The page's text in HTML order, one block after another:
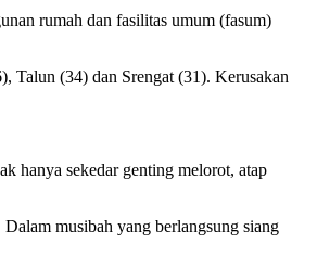
rumah dan fasilitas umum (fasum)
Talun (34) dan Srengat (31). Kerusakan
hanya sekedar genting melorot, atap
musibah yang berlangsung siang